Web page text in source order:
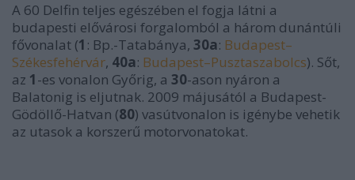
A 60 Delfin teljes egészében el fogja látni a
budapesti elővárosi forgalomból a három dunántúli
fővonalat (1 : Bp.-Tatabánya, 30a: Budapest–
Székesfehérvár, 40a: Budapest–Pusztaszabolcs). Sőt,
az 1-es vonalon Győrig, a 30-ason nyáron a
Balatonig is eljutnak. 2009 májusától a Budapest-
Gödöllő-Hatvan (80) vasútvonalon is igénybe vehetik
az utasok a korszerű motorvonatokat.